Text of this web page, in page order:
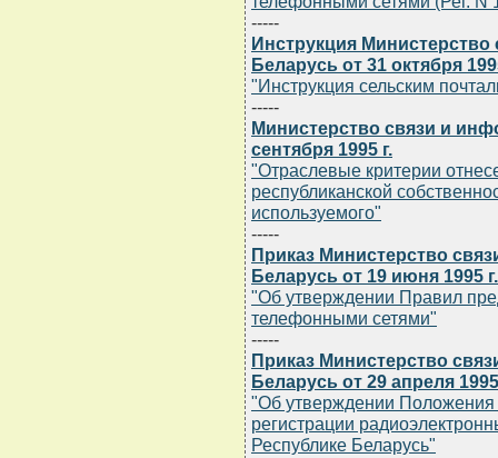
-----
Инструкция
Беларусь от 31 октября
"Инструкция сельским
-----
Министерство связи и
сентября 1995 г.
"Отраслевые критерии
республиканской
используемого"
-----
Приказ Министерство
Беларусь от 19 июня 1995
"Об утверждении Правил
телефонными сетями"
-----
Приказ Министерство
Беларусь от 29 апреля
"Об утверждении Положения
регистрации
Республике Беларусь"